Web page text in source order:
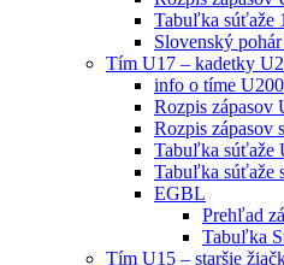
Tabuľka súťaže
Slovenský
Tím U17 – kadetky
info o tíme
Rozpis zápasov
Rozpis zápasov
Tabuľka súťaže
Tabuľka súťaže
EGBL
Prehľad
Tabuľka
Tím U15 – staršie